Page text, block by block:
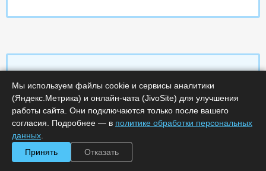
Характеристики
Срок поставки, дней :14
Код :
0000-358987
Обработка заказа :
Мы используем файлы cookie и сервисы аналитики
(Яндекс.Метрика) и онлайн-чата (JivoSite) для улучшения
работы сайта. Они подключаются только после вашего
согласия. Подробнее — в политике обработки персональных
данных
Принять
Отказать